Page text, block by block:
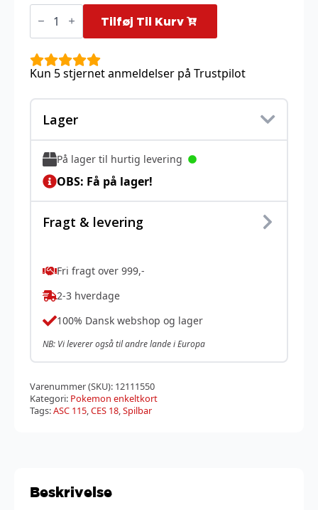
Pancham
-
Reverse
(Energy
Symbol)
Tilføj Til Kurv
Kun 5 stjernet anmeldelser på Trustpilot
Lager
På lager til hurtig levering
OBS: Få på lager!
Fragt & levering
Fri fragt over 999,-
2-3 hverdage
100% Dansk webshop og lager
NB: Vi leverer også til andre lande i Europa
Varenummer (SKU): 12111550
Kategori: Pokemon enkeltkort
Tags:ASC 115,CES 18,Spilbar
Beskrivelse